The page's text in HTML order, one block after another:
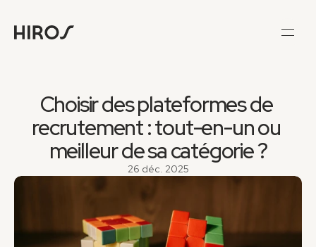
Choisir des plateformes de
recrutement : tout-en-un ou
meilleur de sa catégorie ?
26 déc. 2025